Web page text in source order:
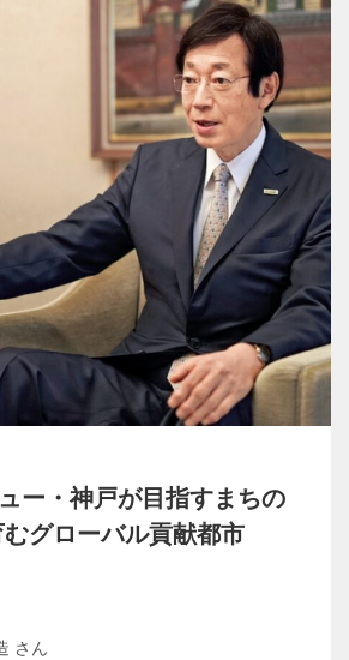
ー・神戸が目指すまちの
グローバル貢献都市
さん